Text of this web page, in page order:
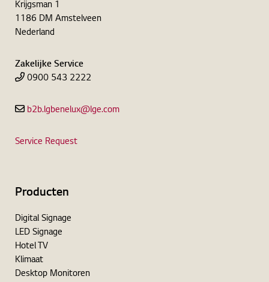
Krijgsman 1
1186 DM Amstelveen
Nederland
Zakelijke Service
0900 543 2222
b2b.lgbenelux@lge.com
Service Request
Producten
Digital Signage
LED Signage
Hotel TV
Klimaat
Desktop Monitoren